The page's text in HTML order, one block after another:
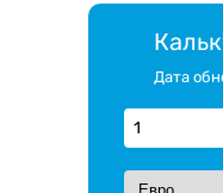
Дата